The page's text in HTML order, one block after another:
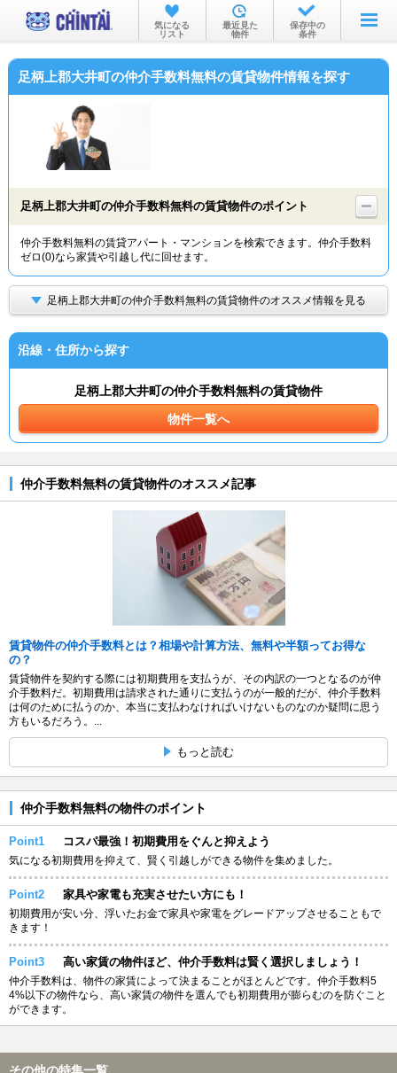
お部屋を探す
沿線・駅から
物件特集から
TOP
気になる
リスト
最近見た
物件
保存中の
条件
足柄上郡大井町の仲介手数料無料の賃貸物件情報を探す
足柄上郡大井町の仲介手数料無料の賃貸物件のポイント
仲介手数料無料の賃貸アパート・マンションを検索できます。仲介手数料
ゼロ(0)なら家賃や引越し代に回せます。
足柄上郡大井町の仲介手数料無料の賃貸物件のオススメ情報を見る
沿線・住所から探す
足柄上郡大井町の仲介手数料無料の賃貸物件
物件一覧へ
仲介手数料無料の賃貸物件のオススメ記事
賃貸物件の仲介手数料とは？相場や計算方法、無料や半額ってお得な
の？
賃貸物件を契約する際には初期費用を支払うが、その内訳の一つとなるのが仲
介手数料だ。初期費用は請求された通りに支払うのが一般的だが、仲介手数料
は何のために払うのか、本当に支払わなければいけないものなのか疑問に思う
方もいるだろう。...
もっと読む
仲介手数料無料の物件のポイント
Point1 コスパ最強！初期費用をぐんと抑えよう
気になる初期費用を抑えて、賢く引越しができる物件を集めました。
Point2 家具や家電も充実させたい方にも！
初期費用が安い分、浮いたお金で家具や家電をグレードアップさせることもで
きます！
Point3 高い家賃の物件ほど、仲介手数料は賢く選択しましょう！
仲介手数料は、物件の家賃によって決まることがほとんどです。仲介手数料5
4%以下の物件なら、高い家賃の物件を選んでも初期費用が膨らむのを防ぐこと
ができます。